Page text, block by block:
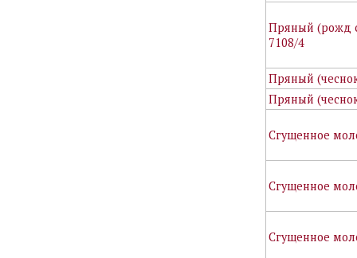
Пряный (рожд
7108/4
Пряный
Пряный
Сгущенное
Сгущенное
Сгущенное